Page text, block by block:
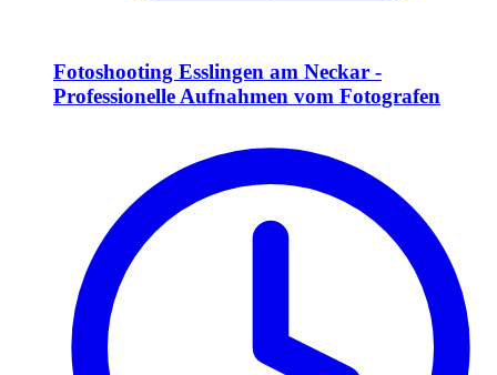
Fotoshooting Esslingen am Neckar -
Professionelle Aufnahmen vom Fotografen